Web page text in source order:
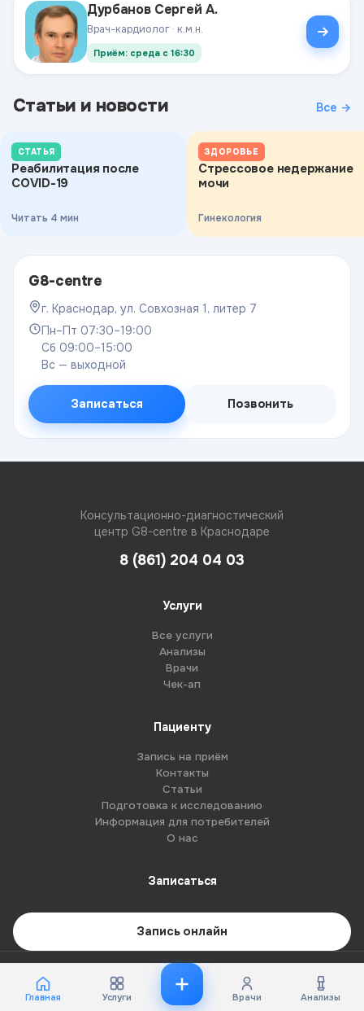
Дурбанов Сергей А.
Врач-кардиолог · к.м.н.
Приём: среда с 16:30
Статьи и новости Все →
СТАТЬЯ
Реабилитация после
COVID-19
Читать 4 мин
ЗДОРОВЬЕ
Стрессовое недержание
мочи
Гинекология
G8-centre
г. Краснодар, ул. Совхозная 1, литер 7
Пн–Пт 07:30–19:00
Сб 09:00–15:00
Вс — выходной
Записаться Позвонить
Консультационно-диагностический
центр G8-centre в Краснодаре
8 (861) 204 04 03
Услуги
Все услуги
Анализы
Врачи
Чек-ап
Пациенту
Запись на приём
Контакты
Статьи
Подготовка к исследованию
Информация для потребителей
О нас
Записаться
Запись онлайн
© 2026 G8-centre. Все права защищены.
Имеются противопоказания. Необходима консультация специалиста.
Главная Услуги Врачи Анализы